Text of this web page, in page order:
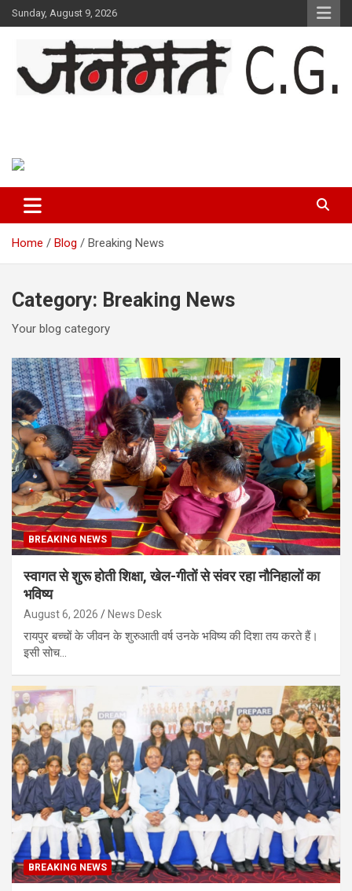
Skip
to
Sunday, August 9, 2026
Home Blog Breaking News
Category: Breaking News
Your blog category
BREAKING NEWS
स्वागत से शुरू होती शिक्षा, खेल-गीतों से संवर रहा नौनिहालों का
भविष्य
August 6, 2026 News Desk
रायपुर बच्चों के जीवन के शुरुआती वर्ष उनके भविष्य की दिशा तय करते हैं।
इसी सोच…
BREAKING NEWS